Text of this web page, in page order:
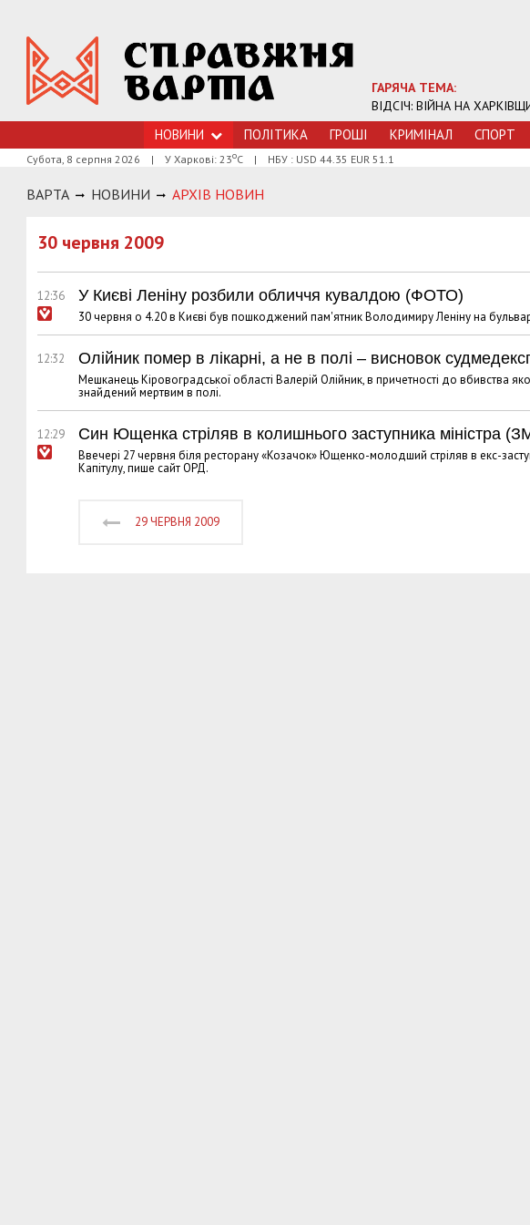
ГАРЯЧА ТЕМА:
ВІДСІЧ: ВІЙНА НА
НОВИНИ ПОЛІТИКА ГРОШI КРИМIНАЛ СПОРТ
Субота, 8 серпня 2026 | У Харкові: 23оС | НБУ : USD 44.35 EUR 51.1
ВАРТА НОВИНИ АРХIВ НОВИН
30 червня 2009
12:36 У Києві Леніну розбили обличчя кувалдою (ФОТО)
30 червня о 4.20 в Києві був пошкоджений пам'ятник Володимиру Леніну на
12:32 Олійник помер в лікарні, а не в полі – висновок
Мешканець Кіровоградської області Валерій Олійник, в причетності до вбивства
знайдений мертвим в полі.
12:29 Син Ющенка стріляв в колишнього заступника міністра
Ввечері 27 червня біля ресторану «Козачок» Ющенко-молодший стріляв в екс-
Капітулу, пише сайт ОРД.
29 ЧЕРВНЯ 2009